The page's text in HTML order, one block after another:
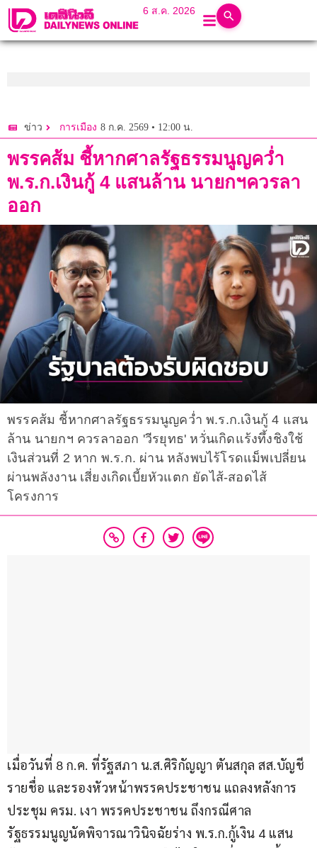
6 ส.ค. 2026
ข่าว การเมือง 8 ก.ค. 2569 • 12:00 น.
พรรคส้ม ชี้หากศาลรัฐธรรมนูญคว่ำ
พ.ร.ก.เงินกู้ 4 แสนล้าน นายกฯควรลา
ออก
พรรคส้ม ชี้หากศาลรัฐธรรมนูญคว่ำ พ.ร.ก.เงินกู้ 4 แสน
ล้าน นายกฯ ควรลาออก 'วีรยุทธ' หวั่นเกิดแร้งทึ้งชิงใช้
เงินส่วนที่ 2 หาก พ.ร.ก. ผ่าน หลังพบไร้โรดแม็พเปลี่ยน
ผ่านพลังงาน เสี่ยงเกิดเบี้ยหัวแตก ยัดไส้-สอดไส้
โครงการ
เมื่อวันที่ 8 ก.ค. ที่รัฐสภา น.ส.ศิริกัญญา ตันสกุล สส.บัญชี
รายชื่อ และรองหัวหน้าพรรคประชาชน แถลงหลังการ
ประชุม ครม. เงา พรรคประชาชน ถึงกรณีศาล
รัฐธรรมนูญนัดพิจารณาวินิจฉัยร่าง พ.ร.ก.กู้เงิน 4 แสน